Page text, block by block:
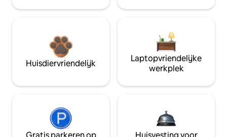
Huisdiervriendelijk
Laptopvriendelijke
werkplek